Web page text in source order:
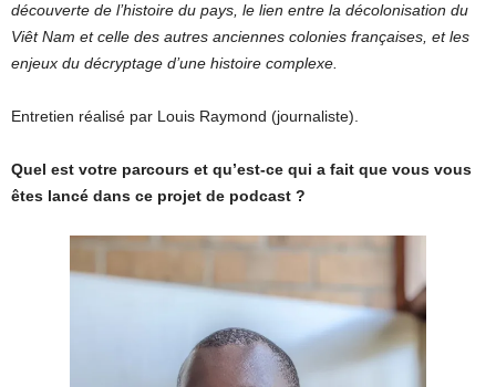
découverte de l’histoire du pays, le lien entre la décolonisation du
Viêt Nam et celle des autres anciennes colonies françaises, et les
enjeux du décryptage d’une histoire complexe.
Entretien réalisé par Louis Raymond (journaliste).
Quel est votre parcours et qu’est-ce qui a fait que vous vous
êtes lancé dans ce projet de podcast ?